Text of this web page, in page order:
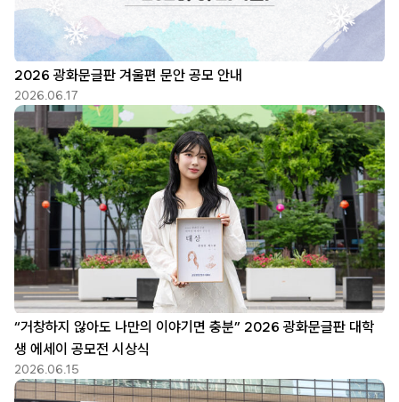
2026 광화문글판 겨울편 문안 공모 안내
2026.06.17
“거창하지 않아도 나만의 이야기면 충분” 2026 광화문글판 대학
생 에세이 공모전 시상식
2026.06.15